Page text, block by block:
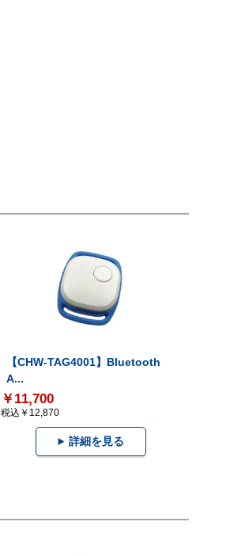
【CHW-TAG4001】Bluetooth
A...
￥11,700
税込￥12,870
詳細を見る